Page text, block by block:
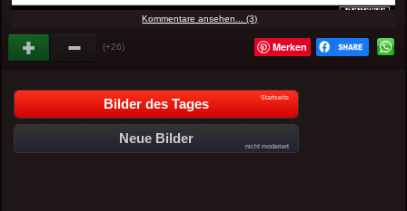
Kommentare ansehen... (3)
(+26) Merken
Bilder des Tages Startseite
Neue Bilder
nicht moderiert